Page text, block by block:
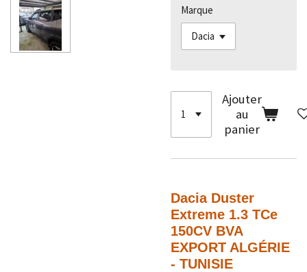
Marque
Ajouter
au
panier
Dacia Duster
Extreme 1.3 TCe
150CV BVA
EXPORT ALGÉRIE
- TUNISIE